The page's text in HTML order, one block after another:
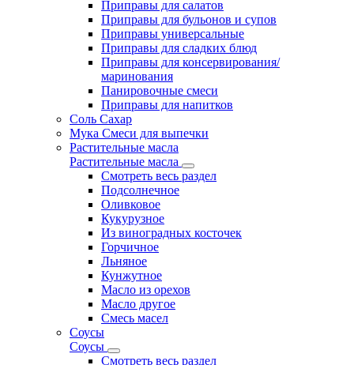
Приправы для салатов
Приправы для бульонов и супов
Приправы универсальные
Приправы для сладких блюд
Приправы для консервирования/
маринования
Панировочные смеси
Приправы для напитков
Соль Сахар
Мука Смеси для выпечки
Растительные масла
Растительные масла
Смотреть весь раздел
Подсолнечное
Оливковое
Кукурузное
Из виноградных косточек
Горчичное
Льняное
Кунжутное
Масло из орехов
Масло другое
Смесь масел
Соусы
Соусы
Смотреть весь раздел